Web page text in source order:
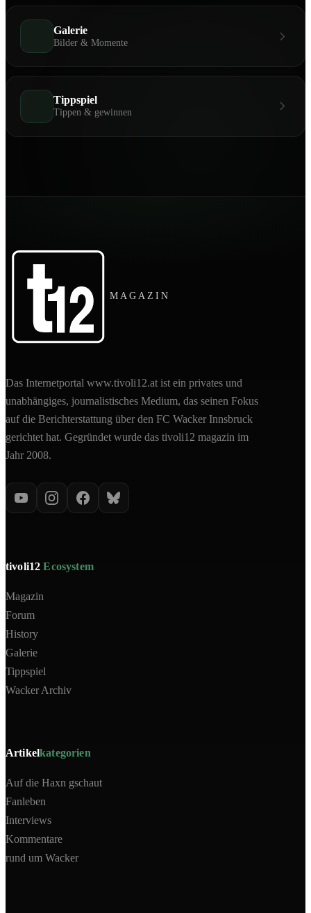
Galerie
Bilder & Momente
Tippspiel
Tippen & gewinnen
MAGAZIN
Das Internetportal www.tivoli12.at ist ein privates und
unabhängiges, journalistisches Medium, das seinen Fokus
auf die Berichterstattung über den FC Wacker Innsbruck
gerichtet hat. Gegründet wurde das tivoli12 magazin im
Jahr 2008.
tivoli12Ecosystem
Magazin
Forum
History
Galerie
Tippspiel
Wacker Archiv
Artikelkategorien
Auf die Haxn gschaut
Fanleben
Interviews
Kommentare
rund um Wacker